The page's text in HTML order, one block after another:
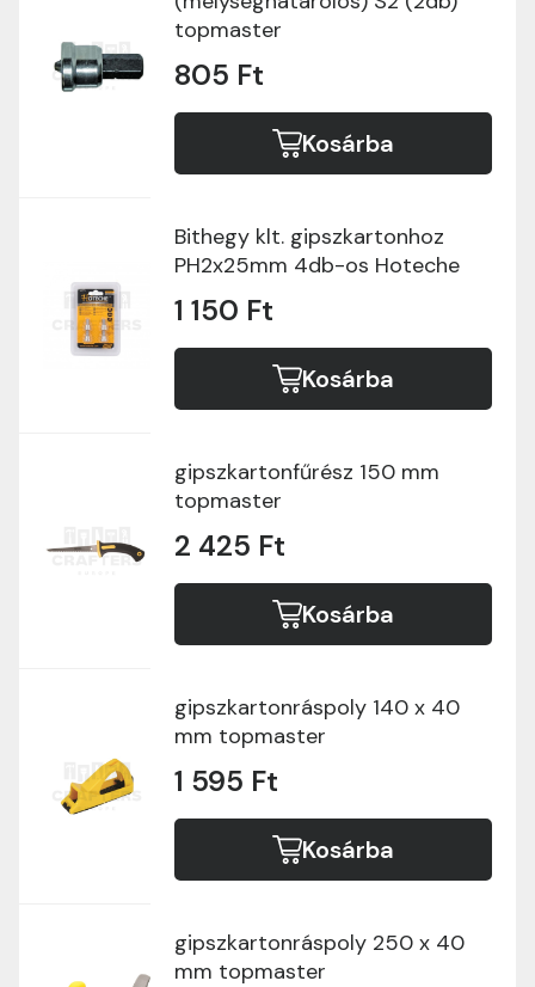
topmaster
805 Ft
Kosárba
Bithegy klt. gipszkartonhoz
PH2x25mm 4db-os Hoteche
1 150 Ft
Kosárba
gipszkartonfűrész 150 mm
topmaster
2 425 Ft
Kosárba
gipszkartonráspoly 140 x 40
mm topmaster
1 595 Ft
Kosárba
gipszkartonráspoly 250 x 40
mm topmaster